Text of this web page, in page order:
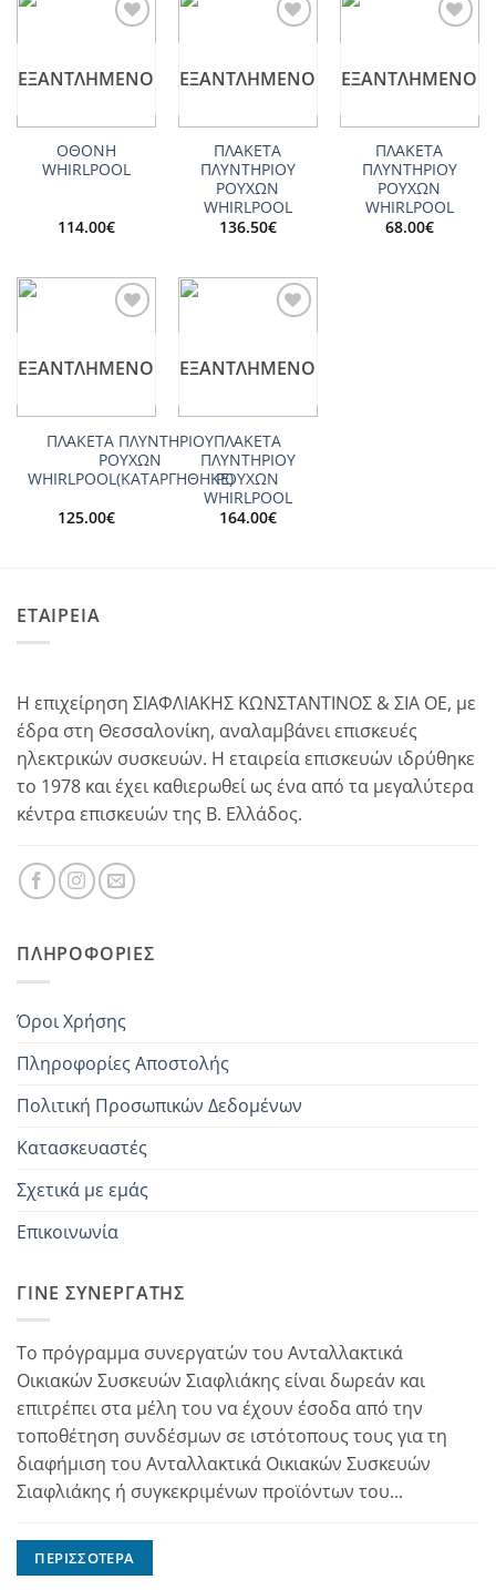
ΕΞΑΝΤΛΗΜΈΝΟ
ΟΘΟΝΗ
WHIRLPOOL
114.00€
ΕΞΑΝΤΛΗΜΈΝΟ
ΠΛΑΚΕΤΑ
ΠΛΥΝΤΗΡΙΟΥ
ΡΟΥΧΩΝ
WHIRLPOOL
136.50€
ΕΞΑΝΤΛΗΜΈΝΟ
ΠΛΑΚΕΤΑ
ΠΛΥΝΤΗΡΙΟΥ
ΡΟΥΧΩΝ
WHIRLPOOL
68.00€
ΕΞΑΝΤΛΗΜΈΝΟ
ΠΛΑΚΕΤΑ ΠΛΥΝΤΗΡΙΟΥ
ΡΟΥΧΩΝ
WHIRLPOOL(ΚΑΤΑΡΓΗΘΗΚΕ)
125.00€
ΕΞΑΝΤΛΗΜΈΝΟ
ΠΛΑΚΕΤΑ
ΠΛΥΝΤΗΡΙΟΥ
ΡΟΥΧΩΝ
WHIRLPOOL
164.00€
ΕΤΑΙΡΕΙΑ
Η επιχείρηση ΣΙΑΦΛΙΑΚΗΣ ΚΩΝΣΤΑΝΤΙΝΟΣ & ΣΙΑ ΟΕ, με
έδρα στη Θεσσαλονίκη, αναλαμβάνει επισκευές
ηλεκτρικών συσκευών. Η εταιρεία επισκευών ιδρύθηκε
το 1978 και έχει καθιερωθεί ως ένα από τα μεγαλύτερα
κέντρα επισκευών της Β. Ελλάδος.
ΠΛΗΡΟΦΟΡΊΕΣ
Όροι Χρήσης
Πληροφορίες Αποστολής
Πολιτική Προσωπικών Δεδομένων
Κατασκευαστές
Σχετικά με εμάς
Επικοινωνία
ΓΊΝΕ ΣΥΝΕΡΓΆΤΗΣ
Το πρόγραμμα συνεργατών του Ανταλλακτικά
Οικιακών Συσκευών Σιαφλιάκης είναι δωρεάν και
επιτρέπει στα μέλη του να έχουν έσοδα από την
τοποθέτηση συνδέσμων σε ιστότοπους τους για τη
διαφήμιση του Ανταλλακτικά Οικιακών Συσκευών
Σιαφλιάκης ή συγκεκριμένων προϊόντων του...
ΠΕΡΙΣΣΌΤΕΡΑ